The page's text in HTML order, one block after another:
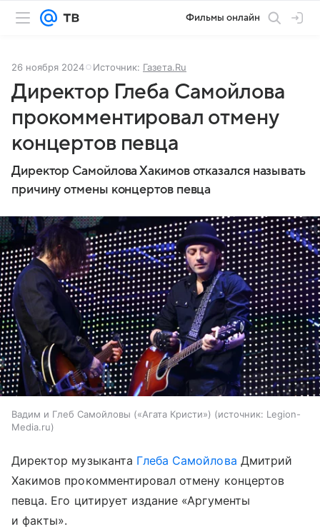
Фильмы онлайн
26 ноября 2024 Источник: Газета.Ru
Директор Глеба Самойлова
прокомментировал отмену
концертов певца
Директор Самойлова Хакимов отказался называть
причину отмены концертов певца
Вадим и Глеб Самойловы («Агата Кристи») источник: Legion-
Media.ru
Директор музыканта Глеба Самойлова Дмитрий
Хакимов прокомментировал отмену концертов
певца. Его цитирует издание «Аргументы
и факты».